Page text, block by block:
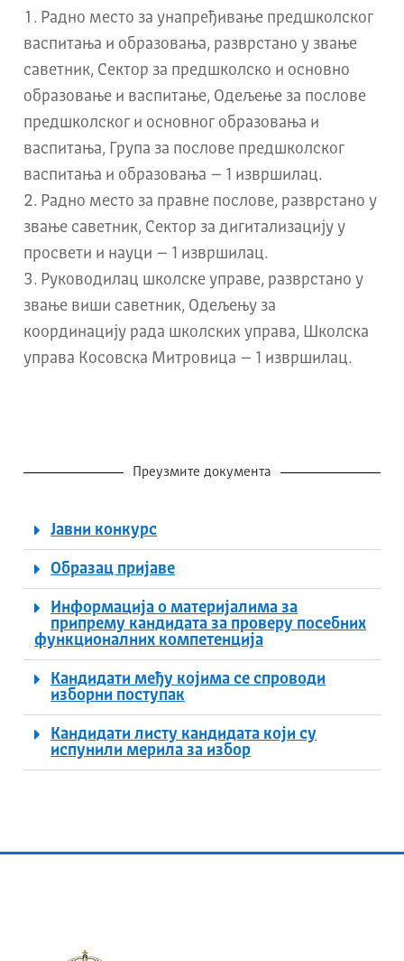
Радно место за унапређивање предшколског
васпитања и образовања, разврстано у звање
саветник, Сектор за предшколско и основно
образовање и васпитање, Одељење за послове
предшколског и основног образовања и
васпитања, Група за послове предшколског
васпитања и образовања – 1 извршилац.
Радно место за правне послове, разврстано у
звање саветник, Сектор за дигитализацију у
просвети и науци – 1 извршилац.
Руководилац школске управе, разврстано у
звање виши саветник, Одељењу за
координацију рада школских управа, Школска
управа Косовска Митровица – 1 извршилац.
Преузмите документа
Јавни конкурс
Образац пријаве
Информација о материјалима за
припрему кандидата за проверу посебних
функционалних компетенција
Кандидати међу којима се спроводи
изборни поступак
Кандидати листу кандидата који су
испунили мерила за избор